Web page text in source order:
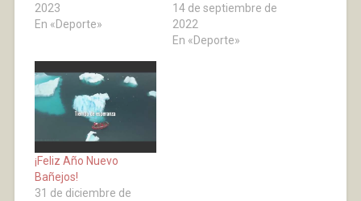
parte, la alegría de que
llegan unas finales muy
terminan las veladas de
pelota y con ello
también se nos escapa
el verano, esta…
2023
En «Deporte»
Una velada nocturna en
la que la pelota estará
más viva que nunca, tal
14 de septiembre de
2022
En «Deporte»
¡Feliz Año Nuevo
Bañejos!
31 de diciembre de